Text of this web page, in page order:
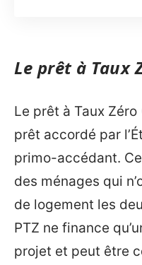
Le prêt à Taux
Le prêt à Taux
prêt accordé par
primo-accédant.
des ménages qui
de logement les
PTZ ne finance
projet et peut être